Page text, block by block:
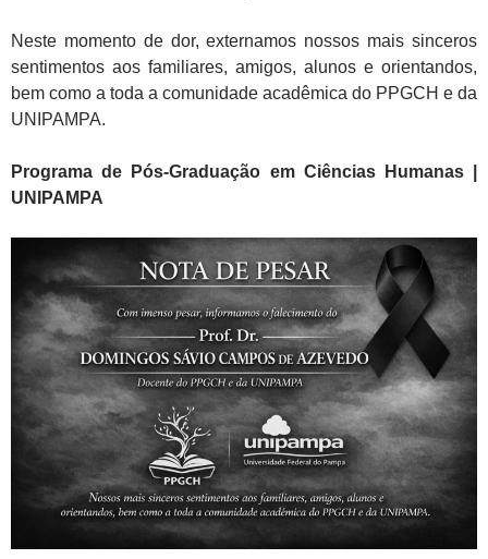
Neste momento de dor, externamos nossos mais sinceros
sentimentos aos familiares, amigos, alunos e orientandos,
bem como a toda a comunidade acadêmica do PPGCH e da
UNIPAMPA.
Programa de Pós-Graduação em Ciências Humanas |
UNIPAMPA